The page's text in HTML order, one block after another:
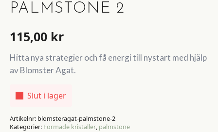
PALMSTONE 2
115,00 kr
Hitta nya strategier och få energi till nystart med hjälp
av Blomster Agat.
Slut i lager
Artikelnr: blomsteragat-palmstone-2
Kategorier: Formade kristaller, palmstone